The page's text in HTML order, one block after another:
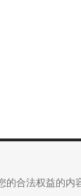
合法权益的内